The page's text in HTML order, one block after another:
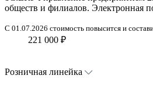
обществ и филиалов. Электронная
С 01.07.2026 стоимость повысится и
221 000 ₽
Розничная линейка